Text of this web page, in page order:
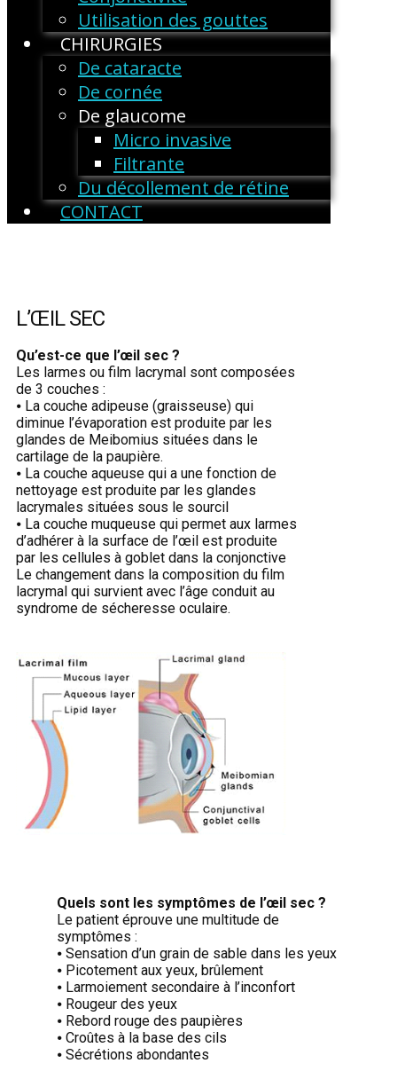
Utilisation des gouttes
CHIRURGIES
De cataracte
De cornée
De glaucome
Micro invasive
Filtrante
Du décollement de rétine
CONTACT
L’ŒIL SEC
Qu’est-ce que l’œil sec ?
Les larmes ou film lacrymal sont composées
de 3 couches :
⦁ La couche adipeuse (graisseuse) qui
diminue l’évaporation est produite par les
glandes de Meibomius situées dans le
cartilage de la paupière.
⦁ La couche aqueuse qui a une fonction de
nettoyage est produite par les glandes
lacrymales situées sous le sourcil
⦁ La couche muqueuse qui permet aux larmes
d’adhérer à la surface de l’œil est produite
par les cellules à goblet dans la conjonctive
Le changement dans la composition du film
lacrymal qui survient avec l’âge conduit au
syndrome de sécheresse oculaire.
Quels sont les symptômes de l’œil sec ?
Le patient éprouve une multitude de
symptômes :
⦁ Sensation d’un grain de sable dans les yeux
⦁ Picotement aux yeux, brûlement
⦁ Larmoiement secondaire à l’inconfort
⦁ Rougeur des yeux
⦁ Rebord rouge des paupières
⦁ Croûtes à la base des cils
⦁ Sécrétions abondantes